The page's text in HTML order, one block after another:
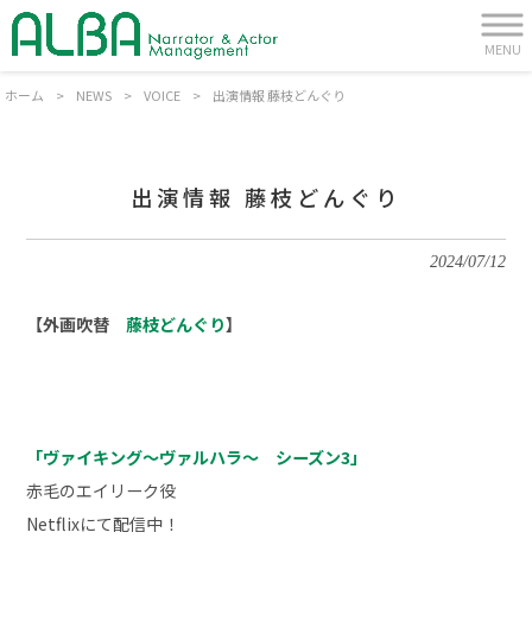
MENU
ホーム > NEWS > VOICE > 出演情報 藤枝どんぐり
出演情報 藤枝どんぐり
2024/07/12
【外画吹替藤枝どんぐり】
「ヴァイキング～ヴァルハラ～ シーズン3」
赤毛のエイリーク役
Netflixにて配信中！